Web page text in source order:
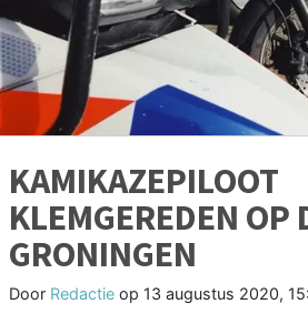
KAMIKAZEPILOOT
KLEMGEREDEN OP
GRONINGEN
Door Redactie op 13 augustus 2020,